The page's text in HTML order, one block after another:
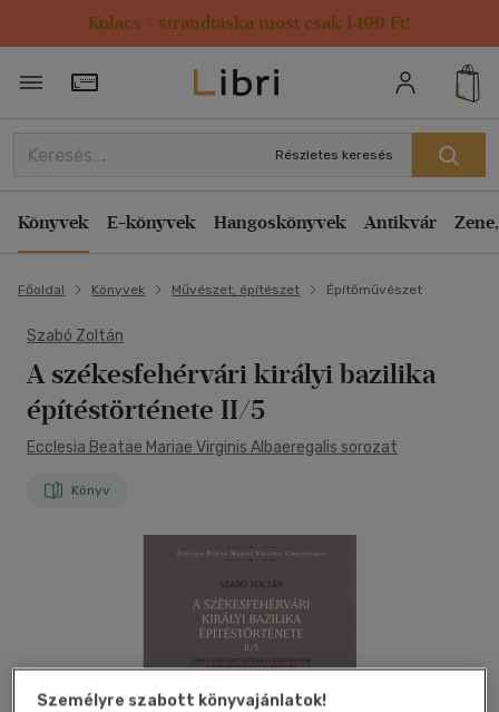
Kulacs / strandtáska most csak 1499 Ft!
Törzsvásárlói Kártya adatai
Részletes keresés
Könyvek E-könyvek Hangoskönyvek Antikvár
Főoldal Könyvek Művészet, építészet Építőművészet
Szabó Zoltán
A székesfehérvári királyi bazilika
építéstörténete II/5
Ecclesia Beatae Mariae Virginis Albaeregalis sorozat
Könyv
Személyre szabott könyvajánlatok!